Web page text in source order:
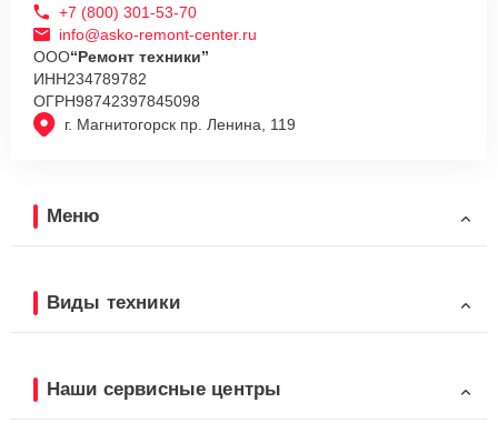
г. Магнитогорск пр. Ленина, 119
+7 (800) 301-53-70
info@asko-remont-center.ru
ООО“Ремонт техники”
ИНН234789782
ОГРН98742397845098
Меню
Виды техники
Наши сервисные центры